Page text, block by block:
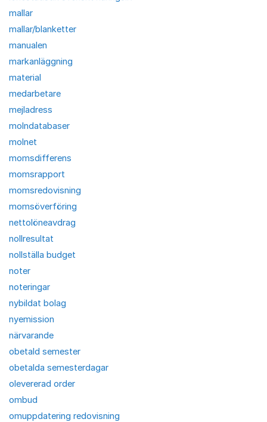
mallar
mallar/blanketter
manualen
markanläggning
material
medarbetare
mejladress
molndatabaser
molnet
momsdifferens
momsrapport
momsredovisning
momsöverföring
nettolöneavdrag
nollresultat
nollställa budget
noter
noteringar
nybildat bolag
nyemission
närvarande
obetald semester
obetalda semesterdagar
olevererad order
ombud
omuppdatering redovisning